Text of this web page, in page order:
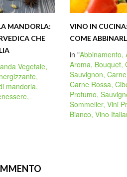
MANDORLA:
CHE
Vegetale,
mandorla,
VINO IN
COME
in "Abbinamento,
Aroma, Bouquet,
Sauvignon,
Carne Rossa,
Profumo,
Sommelier,Vini
Bianco,Vino